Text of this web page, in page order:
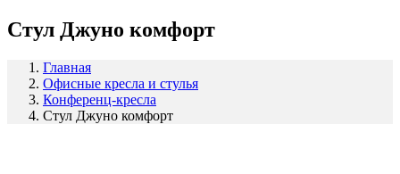
Стул Джуно комфорт
Главная
Офисные кресла и стулья
Конференц-кресла
Стул Джуно комфорт